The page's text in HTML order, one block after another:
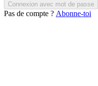
Connexion avec mot de passe
Pas de compte ? Abonne-toi